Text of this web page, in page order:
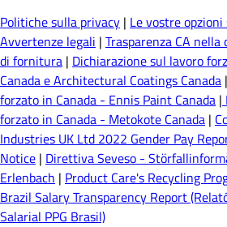
Politiche sulla privacy | Le vostre
Avvertenze legali | Trasparenza CA
di fornitura | Dichiarazione sul lavoro
Canada e Architectural Coatings Canada |
forzato in Canada - Ennis Paint Canada |
forzato in Canada - Metokote Canada |
Industries UK Ltd 2022 Gender Pay
Notice | Direttiva Seveso -
Erlenbach | Product Care's Recycling
Brazil Salary Transparency Report
Salarial PPG Brasil)